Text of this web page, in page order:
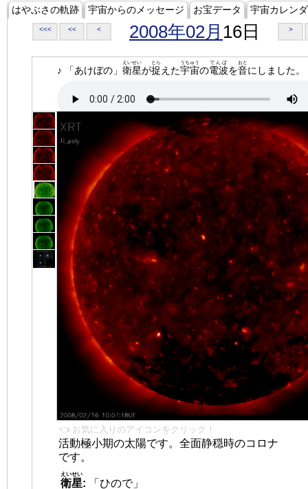
はやぶさの軌跡 宇宙からのメッセージ お宝データ 宇宙カレン
<<< << < 2008年02月 16日 >
♪ 「あけぼの」 衛星
えいせい
が捉
とら
えた宇宙
うちゅう
の電波
でんぱ
を音
おと
にしました。
👈 お気に入りのアイコンをクリック！
活動極小期の太陽です。全面静穏時のコロナ
です。
衛星
えいせい
:
「ひので」